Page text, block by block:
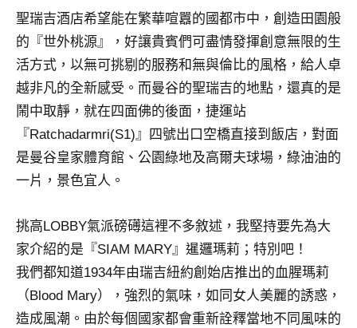
節
主
持、
吳
哥
窟
國
旅
書
作
者、
各
發
表
聖瑞吉酒店希望能在繁華喧囂的國都市中，創造田園般
的『世外桃源』，好讓貴賓們可盡情發揮創意無限的生
活方式，以無可挑剔的服務和無與倫比的風格，給人卓
越非凡的全新感受。而曼谷的聖瑞吉的地點，還真的是
鬧中取靜，就在四面佛的後面，捷運站
『Ratchadarmri(S1)』四號出口空橋直接到飯店，對面
是曼谷皇家體育館、公園綠地及高爾夫球場，綠油油的
一片，景色宜人。
挑高LOBBY氣派磅礡這裡不多敘述，我堅持要先為大
家介紹的是『SIAM MARY』暹邏瑪莉；特別吧！
我們都知道1934年由瑞吉紐約創始店推出的血腥瑪莉
（Blood Mary），強烈的氣味，如同女人美麗的誘惑，
造成風潮。由於每個國家都會重新詮釋當地不同風味的